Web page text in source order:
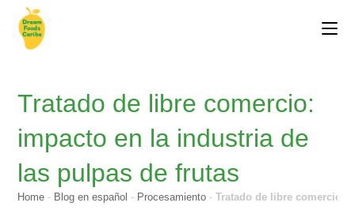
Tratado de libre comercio:
impacto en la industria de
las pulpas de frutas
Home - Blog en español - Procesamiento -Tratado de libre comercio: